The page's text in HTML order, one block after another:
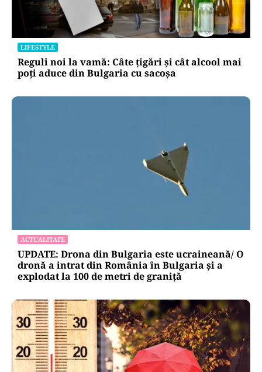
LIFESTYLE
Reguli noi la vamă: Câte țigări și cât alcool mai
poți aduce din Bulgaria cu sacoșa
ACTUALITATE
UPDATE: Drona din Bulgaria este ucraineană/ O
dronă a intrat din România în Bulgaria şi a
explodat la 100 de metri de graniţă